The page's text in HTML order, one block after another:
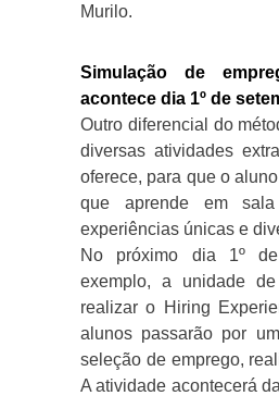
Murilo.
Simulação de
acontece dia 1º de
Outro diferencial do
diversas atividades
oferece, para que o
que aprende em
experiências únicas e
No próximo dia 1º
exemplo, a unidade
realizar o Hiring
alunos passarão por
seleção de emprego,
A atividade acontecerá